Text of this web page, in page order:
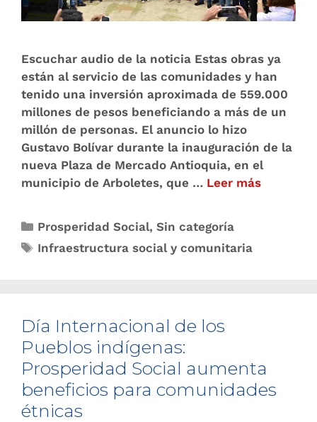
Escuchar audio de la noticia Estas obras ya
están al servicio de las comunidades y han
tenido una inversión aproximada de 559.000
millones de pesos beneficiando a más de un
millón de personas. El anuncio lo hizo
Gustavo Bolívar durante la inauguración de la
nueva Plaza de Mercado Antioquia, en el
municipio de Arboletes, que … Leer más
Prosperidad Social,Sin categoría
Infraestructura social y comunitaria
Día Internacional de los
Pueblos indígenas:
Prosperidad Social aumenta
beneficios para comunidades
étnicas